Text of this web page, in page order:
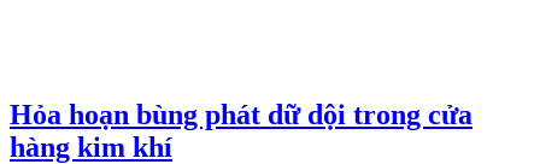
Hỏa hoạn bùng phát dữ dội trong cửa
hàng kim khí